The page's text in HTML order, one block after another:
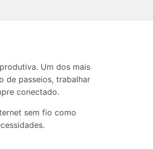
Um dos mais
de passeios, trabalhar
conectado.
sem fio como